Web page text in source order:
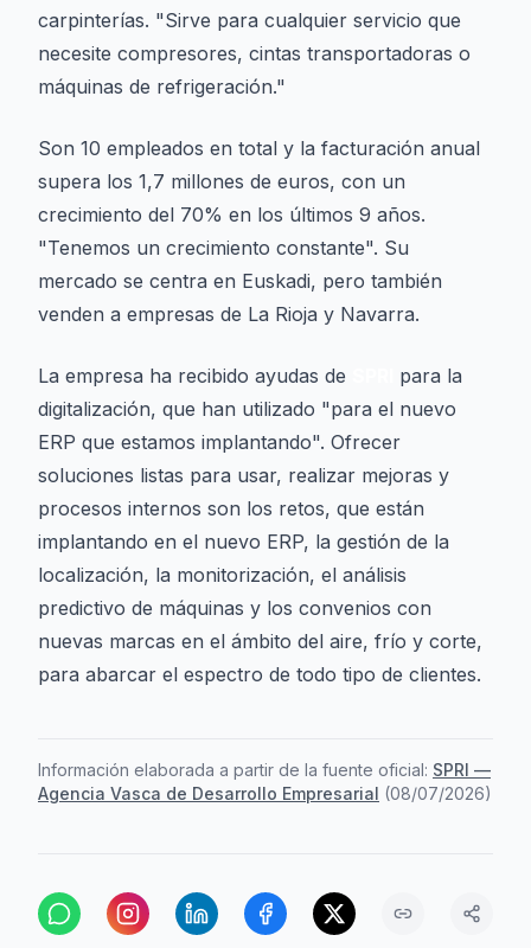
carpinterías. "Sirve para cualquier servicio que
necesite compresores, cintas transportadoras o
máquinas de refrigeración."
Son 10 empleados en total y la facturación anual
supera los 1,7 millones de euros, con un
crecimiento del 70% en los últimos 9 años.
"Tenemos un crecimiento constante". Su
mercado se centra en Euskadi, pero también
venden a empresas de La Rioja y Navarra.
La empresa ha recibido ayudas de
para la
digitalización, que han utilizado "para el nuevo
ERP que estamos implantando". Ofrecer
soluciones listas para usar, realizar mejoras y
procesos internos son los retos, que están
implantando en el nuevo ERP, la gestión de la
localización, la monitorización, el análisis
predictivo de máquinas y los convenios con
nuevas marcas en el ámbito del aire, frío y corte,
para abarcar el espectro de todo tipo de clientes.
Información elaborada a partir de la fuente oficial: SPRI —
Agencia Vasca de Desarrollo Empresarial (08/07/2026)